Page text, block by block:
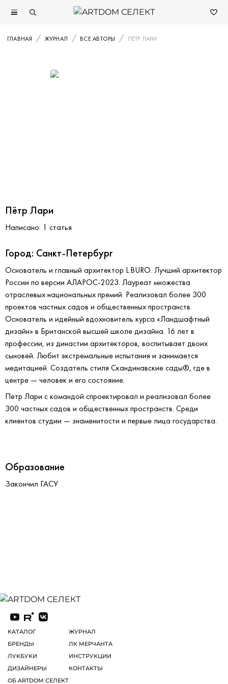
ГЛАВНАЯ ЖУРНАЛ ВСЕ АВТОРЫ ПЁТР ЛАРИ
Пётр Лари
Написано: 1 статья
Город: Санкт-Петербург
Основатель и главный архитектор L.BURO. Лучший архитектор
России по версии АЛАРОС-2023. Лауреат множества
отраслевых национальных премий. Реализовал более 300
проектов частных садов и общественных пространств.
Основатель и идейный вдохновитель курса «Ландшафтный
дизайн» в Британской высшей школе дизайна. 16 лет в
профессии, из династии архитекторов, воспитывает двоих
сыновей. Любит экстремальные испытания и занимается
медитацией. Создатель стиля Скандинавские сады®, где в
центре — человек и его состояние.
Петр Лари с командой спроектировал и реализовал более
300 частных садов и общественных пространств. Среди
клиентов студии — знаменитости и первые лица государства.
Образование
Закончил ГАСУ
КАТАЛОГ
БРЕНДЫ
ЛУКБУКИ
ДИЗАЙНЕРЫ
ОБ ARTDOM СЕЛЕКТ
ЖУРНАЛ
ЛК МЕРЧАНТА
ИНСТРУКЦИИ
КОНТАКТЫ